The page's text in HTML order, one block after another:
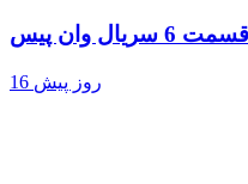
16 روز پیش